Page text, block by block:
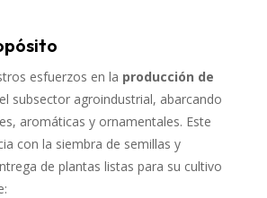
esfuerzos en la producción de
subsector agroindustrial, abarcando
aromáticas y ornamentales. Este
con la siembra de semillas y
de plantas listas para su cultivo